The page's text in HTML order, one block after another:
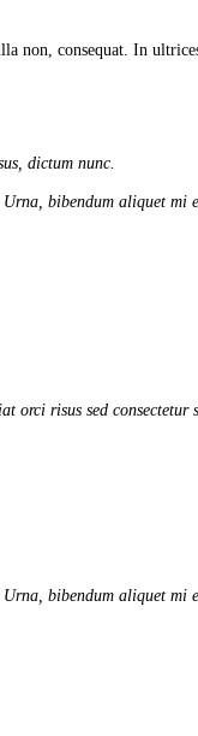
non, consequat. In
dictum nunc.
bibendum aliquet mi
orci risus sed consectetur
bibendum aliquet mi